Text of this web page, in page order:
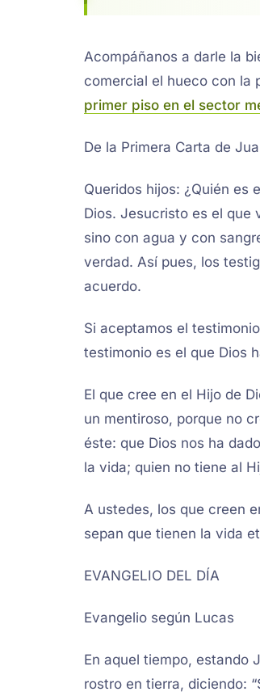
Acompáñanos a darle la
comercial el hueco con la
primer piso en el sector
De la Primera Carta de
Queridos hijos: ¿Quién es
Dios. Jesucristo es el que
sino con agua y con
verdad. Así pues, los
acuerdo.
Si aceptamos el
testimonio es el que Dios
El que cree en el Hijo de
un mentiroso, porque no
éste: que Dios nos ha
la vida; quien no tiene al
A ustedes, los que creen
sepan que tienen la vida
EVANGELIO DEL DÍA
Evangelio según Lucas
En aquel tiempo, estando
rostro en tierra, diciendo: